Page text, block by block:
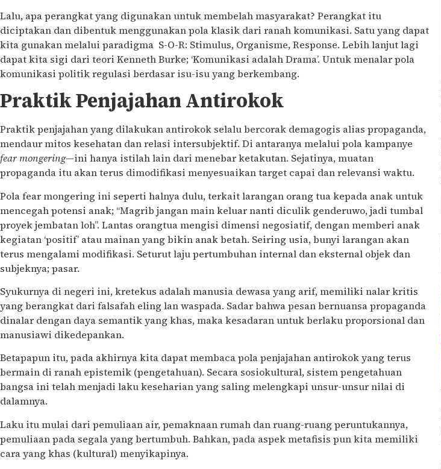
Lalu, apa perangkat yang digunakan untuk membelah masyarakat? Perangkat itu
diciptakan dan dibentuk menggunakan pola klasik dari ranah komunikasi. Satu yang dapat
kita gunakan melalui paradigma S-O-R: Stimulus, Organisme, Response. Lebih lanjut lagi
dapat kita sigi dari teori Kenneth Burke; ‘Komunikasi adalah Drama’. Untuk menalar pola
komunikasi politik regulasi berdasar isu-isu yang berkembang.
Praktik Penjajahan Antirokok
Praktik penjajahan yang dilakukan antirokok selalu bercorak demagogis alias propaganda,
mendaur mitos kesehatan dan relasi intersubjektif. Di antaranya melalui pola kampanye
fear mongering—ini hanya istilah lain dari menebar ketakutan. Sejatinya, muatan
propaganda itu akan terus dimodifikasi menyesuaikan target capai dan relevansi waktu.
Pola fear mongering ini seperti halnya dulu, terkait larangan orang tua kepada anak untuk
mencegah potensi anak; “Magrib jangan main keluar nanti diculik genderuwo, jadi tumbal
proyek jembatan loh”. Lantas orangtua mengisi dimensi negosiatif, dengan memberi anak
kegiatan ‘positif’ atau mainan yang bikin anak betah. Seiring usia, bunyi larangan akan
terus mengalami modifikasi. Seturut laju pertumbuhan internal dan eksternal objek dan
subjeknya; pasar.
Syukurnya di negeri ini, kretekus adalah manusia dewasa yang arif, memiliki nalar kritis
yang berangkat dari falsafah eling lan waspada. Sadar bahwa pesan bernuansa propaganda
dinalar dengan daya semantik yang khas, maka kesadaran untuk berlaku proporsional dan
manusiawi dikedepankan.
Betapapun itu, pada akhirnya kita dapat membaca pola penjajahan antirokok yang terus
bermain di ranah epistemik (pengetahuan). Secara sosiokultural, sistem pengetahuan
bangsa ini telah menjadi laku keseharian yang saling melengkapi unsur-unsur nilai di
dalamnya.
Laku itu mulai dari pemuliaan air, pemaknaan rumah dan ruang-ruang peruntukannya,
pemuliaan pada segala yang bertumbuh. Bahkan, pada aspek metafisis pun kita memiliki
cara yang khas (kultural) menyikapinya.